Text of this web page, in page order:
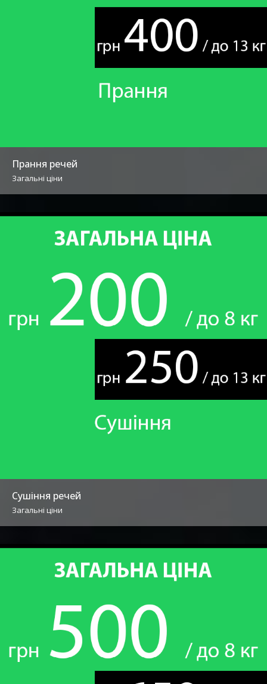
Прання речей
Загальні ціни
Сушіння речей
Загальні ціни